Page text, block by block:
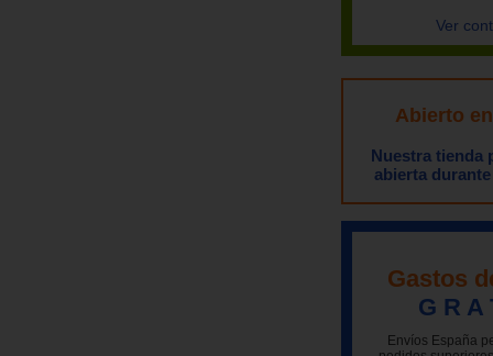
Ver
Abierto
Nuestra tienda
abierta
Gastos
G R A
Envíos España